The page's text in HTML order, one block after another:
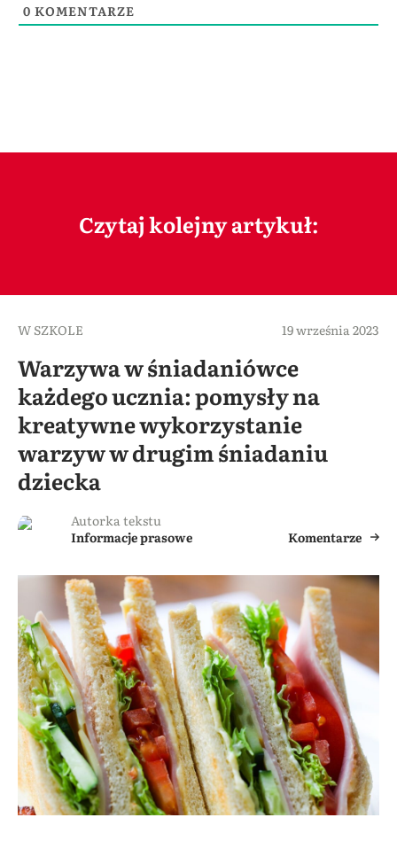
0 KOMENTARZE
Czytaj kolejny artykuł:
W SZKOLE 19 września 2023
Warzywa w śniadaniówce
każdego ucznia: pomysły na
kreatywne wykorzystanie
warzyw w drugim śniadaniu
dziecka
Autorka tekstu
Informacje prasowe
Komentarze